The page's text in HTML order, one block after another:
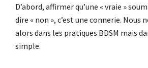
D’abord, affirmer qu’une « vraie »
dire « non », c’est une connerie. Nous
alors dans les pratiques BDSM mais
simple.